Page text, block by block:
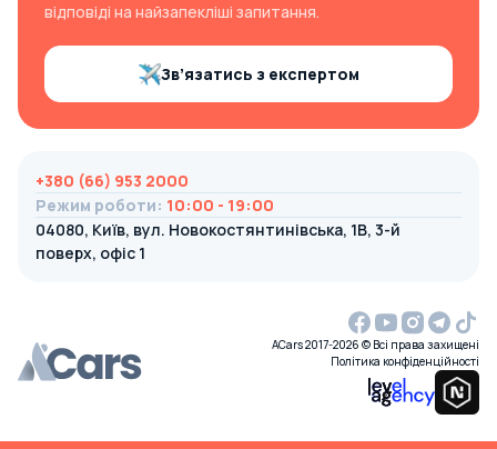
відповіді на найзапекліші запитання.
Зв’язатись з експертом
+380 (66) 953 2000
Режим роботи: 10:00 - 19:00
04080, Київ, вул. Новокостянтинівська, 1В, 3-й
поверх, офіс 1
ACars 2017-2026 © Всі права захищені
Політика конфіденційності